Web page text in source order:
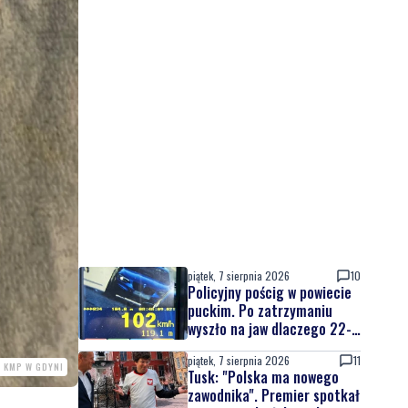
KMP W GDYNI
piątek, 7 sierpnia 2026 10
Policyjny pościg w powiecie
puckim. Po zatrzymaniu
wyszło na jaw dlaczego 22-
latek uciekał
piątek, 7 sierpnia 2026 11
Tusk: "Polska ma nowego
zawodnika". Premier spotkał